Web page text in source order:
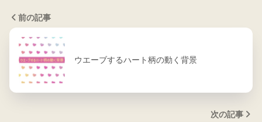
前の記事
ウエーブするハート柄の動く背景
次の記事